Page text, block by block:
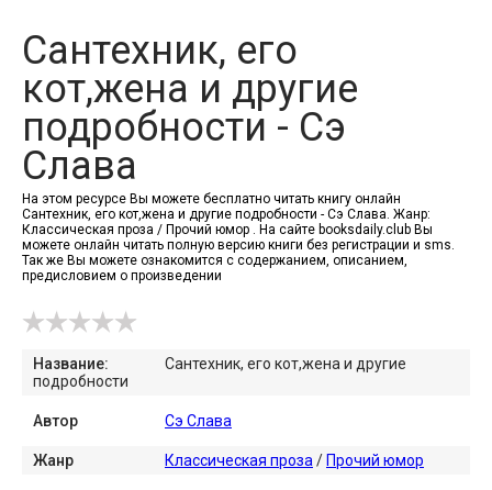
Сантехник, его
кот,жена и другие
подробности - Сэ
Слава
На этом ресурсе Вы можете бесплатно читать книгу онлайн
Сантехник, его кот,жена и другие подробности - Сэ Слава. Жанр:
Классическая проза / Прочий юмор . На сайте booksdaily.club Вы
можете онлайн читать полную версию книги без регистрации и sms.
Так же Вы можете ознакомится с содержанием, описанием,
предисловием о произведении
Название:
Сантехник, его кот,жена и другие
подробности
Автор Сэ Слава
Жанр Классическая проза / Прочий юмор